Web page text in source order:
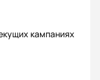
кампаниях